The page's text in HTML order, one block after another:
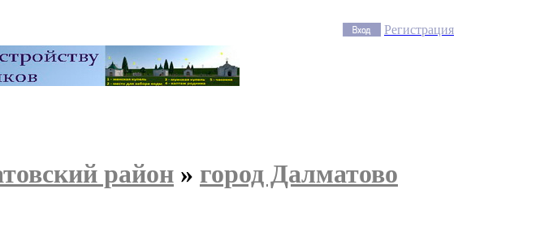
Регистрация
район » город Далматово